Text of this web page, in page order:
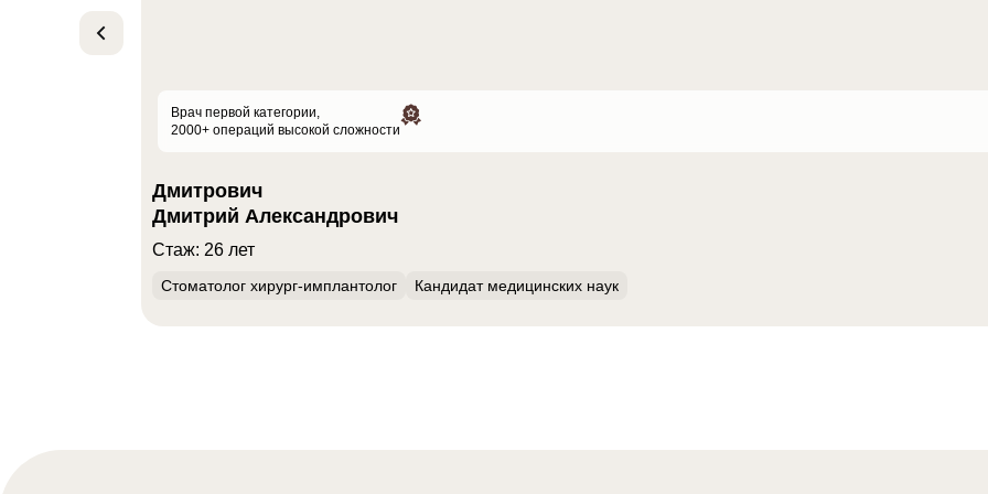
Врач первой категории,
2000+ операций высокой сложности
Дмитрович
Дмитрий Александрович
Стаж: 26 лет
Стоматолог хирург-имплантолог Кандидат медицинских наук